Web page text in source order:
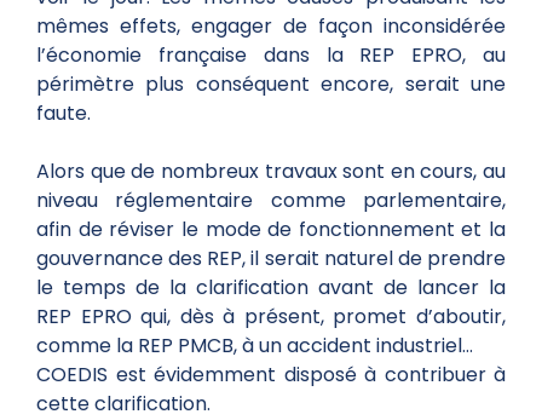
mêmes effets, engager de façon inconsidérée
l’économie française dans la REP EPRO, au
périmètre plus conséquent encore, serait une
faute.
Alors que de nombreux travaux sont en cours, au
niveau réglementaire comme parlementaire,
afin de réviser le mode de fonctionnement et la
gouvernance des REP, il serait naturel de prendre
le temps de la clarification avant de lancer la
REP EPRO qui, dès à présent, promet d’aboutir,
comme la REP PMCB, à un accident industriel…
COEDIS est évidemment disposé à contribuer à
cette clarification.